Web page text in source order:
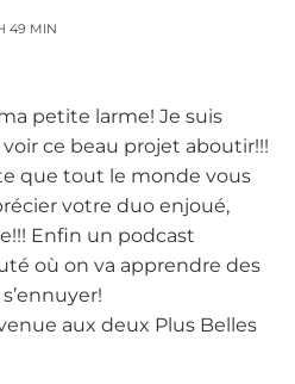
49 MIN
ma petite larme! Je suis
ce beau projet aboutir!!!
que tout le monde vous
votre duo enjoué,
Enfin un podcast
où on va apprendre des
aux deux Plus Belles